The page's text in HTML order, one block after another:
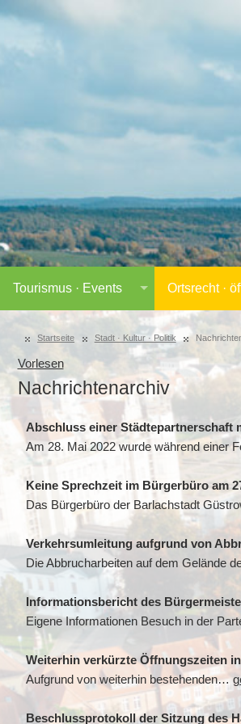
Tourismus · Events Ortsrecht ·
Startseite Stadt · Kultur · Politik
Vorlesen
Nachrichtenarchiv
Abschluss einer Städtepartnerschaft
Am 28. Mai 2022 wurde während einer
Keine Sprechzeit im Bürgerbüro am
Das Bürgerbüro der Barlachstadt
Verkehrsumleitung aufgrund von
Die Abbrucharbeiten auf dem Gelände
Informationsbericht des
Eigene Informationen Besuch in der
Weiterhin verkürzte Öffnungszeiten
Aufgrund von weiterhin bestehenden…
Beschlussprotokoll der Sitzung des